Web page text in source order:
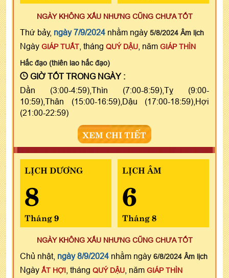
NGÀY KHÔNG XẤU NHƯNG CŨNG CHƯA TỐT
Thứ bảy, ngày 7/9/2024 nhằm ngày 5/8/2024 Âm lịch
Ngày GIÁP TUẤT , tháng QUÝ DẬU , năm GIÁP THÌN
Hắc đạo (thiên lao hắc đạo)
GIỜ TỐT TRONG NGÀY :
Dần (3:00-4:59),Thìn (7:00-8:59),Tỵ (9:00-
10:59),Thân (15:00-16:59),Dậu (17:00-18:59),Hợi
(21:00-22:59)
XEM CHI TIẾT
LỊCH DƯƠNG
8
Tháng 9
LỊCH ÂM
6
Tháng 8
NGÀY KHÔNG XẤU NHƯNG CŨNG CHƯA TỐT
Chủ nhật, ngày 8/9/2024 nhằm ngày 6/8/2024 Âm lịch
Ngày ẤT HỢI , tháng QUÝ DẬU , năm GIÁP THÌN